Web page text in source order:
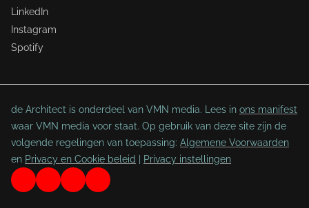
LinkedIn
Instagram
Spotify
de Architect is onderdeel van VMN media. Lees in ons manifest
waar VMN media voor staat. Op gebruik van deze site zijn de
volgende regelingen van toepassing: Algemene Voorwaarden
en Privacy en Cookie beleid Privacy instellingen